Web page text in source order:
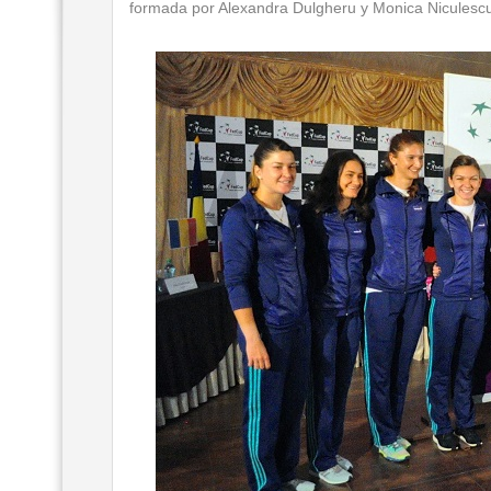
formada por Alexandra Dulgheru y Monica